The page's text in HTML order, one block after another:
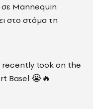
σε Mannequin
στο στόμα τη
recently took on the
Basel 😭🔥